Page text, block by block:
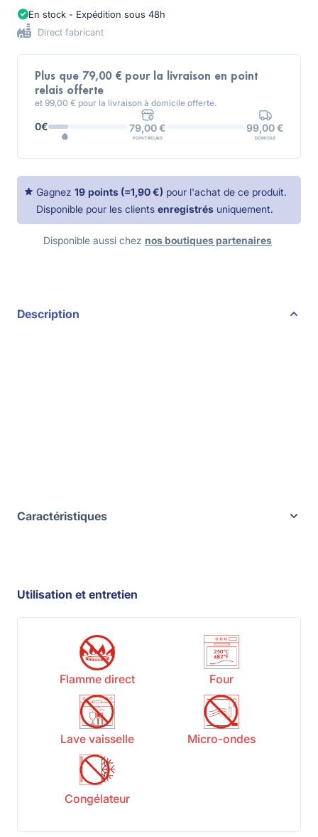
En stock - Expédition sous 48h
Direct fabricant
Plus que 79,00 € pour la livraison en point
relais offerte
et 99,00 € pour la livraison à domicile offerte.
0€ 79,00 €
POINT RELAIS
99,00 €
DOMICILE
Gagnez 19 points (=1,90 €) pour l'achat de ce produit.
Disponible pour les clients enregistrés uniquement.
Disponible aussi chez nos boutiques partenaires
Description
Caractéristiques
Utilisation et entretien
Flamme direct Four
Lave vaisselle Micro-ondes
Congélateur